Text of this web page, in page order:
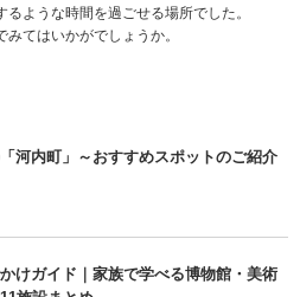
ような時間を過ごせる場所でした。
てはいかがでしょうか。
河内町」～おすすめスポットのご紹介
けガイド｜家族で学べる博物館・美術